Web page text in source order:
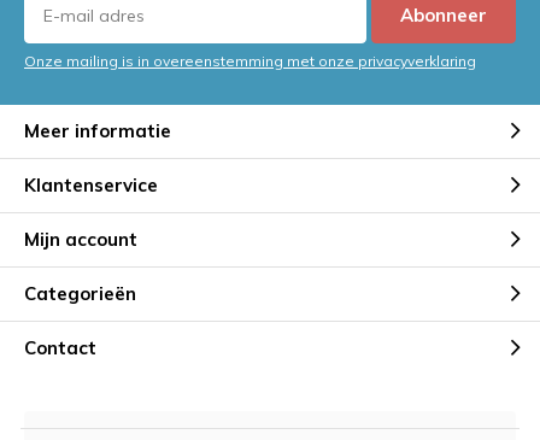
Abonneer
Onze mailing is in overeenstemming met onze privacyverklaring
Meer informatie
Klantenservice
Mijn account
Categorieën
Contact